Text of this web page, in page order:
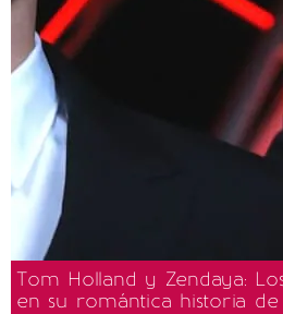
Tom Holland y Zendaya:
en su romántica historia